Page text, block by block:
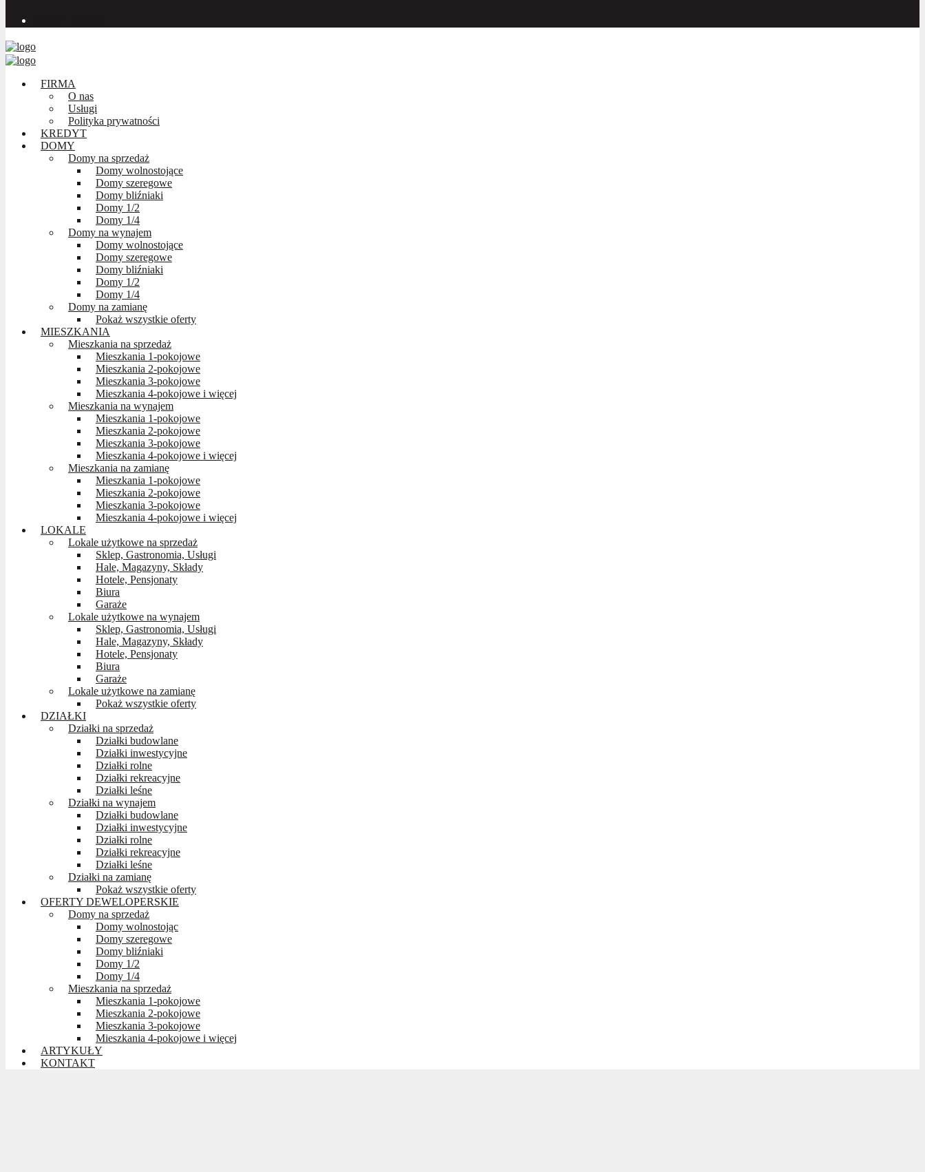
FIRMA
O nas
Usługi
Polityka prywatności
KREDYT
DOMY
Domy na sprzedaż
Domy wolnostojące
Domy szeregowe
Domy bliźniaki
Domy 1/2
Domy 1/4
Domy na wynajem
Domy wolnostojące
Domy szeregowe
Domy bliźniaki
Domy 1/2
Domy 1/4
Domy na zamianę
Pokaż wszystkie oferty
MIESZKANIA
Mieszkania na sprzedaż
Mieszkania 1-pokojowe
Mieszkania 2-pokojowe
Mieszkania 3-pokojowe
Mieszkania 4-pokojowe i więcej
Mieszkania na wynajem
Mieszkania 1-pokojowe
Mieszkania 2-pokojowe
Mieszkania 3-pokojowe
Mieszkania 4-pokojowe i więcej
Mieszkania na zamianę
Mieszkania 1-pokojowe
Mieszkania 2-pokojowe
Mieszkania 3-pokojowe
Mieszkania 4-pokojowe i więcej
LOKALE
Lokale użytkowe na sprzedaż
Sklep, Gastronomia, Usługi
Hale, Magazyny, Składy
Hotele, Pensjonaty
Biura
Garaże
Lokale użytkowe na wynajem
Sklep, Gastronomia, Usługi
Hale, Magazyny, Składy
Hotele, Pensjonaty
Biura
Garaże
Lokale użytkowe na zamianę
Pokaż wszystkie oferty
DZIAŁKI
Działki na sprzedaż
Działki budowlane
Działki inwestycyjne
Działki rolne
Działki rekreacyjne
Działki leśne
Działki na wynajem
Działki budowlane
Działki inwestycyjne
Działki rolne
Działki rekreacyjne
Działki leśne
Działki na zamianę
Pokaż wszystkie oferty
OFERTY DEWELOPERSKIE
Domy na sprzedaż
Domy wolnostojąc
Domy szeregowe
Domy bliźniaki
Domy 1/2
Domy 1/4
Mieszkania na sprzedaż
Mieszkania 1-pokojowe
Mieszkania 2-pokojowe
Mieszkania 3-pokojowe
Mieszkania 4-pokojowe i więcej
ARTYKUŁY
KONTAKT